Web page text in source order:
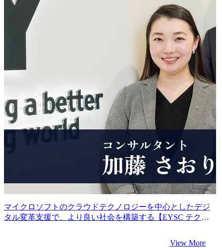
マイクロソフトのクラウドテクノロジーを中心としたデジ
タル変革支援で、より良い社会を構築する【EYSC テクノ
ャー長谷川氏、コンサルタント加藤氏 インタビュー】
View More